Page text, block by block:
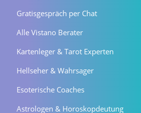
Gratisgespräch per Chat
Alle Vistano Berater
Kartenleger & Tarot Experten
Hellseher & Wahrsager
Esoterische Coaches
Astrologen & Horoskopdeutung